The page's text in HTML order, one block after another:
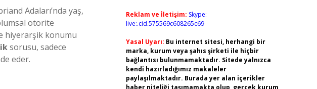
Adaları’nda yaş,
otorite
hiyerarşik konumu
sorusu, sadece
eder.
Reklam ve İletişim: Skype:
live:.cid.575569c608265c69
Yasal Uyarı: Bu internet sitesi, herhangi bir
marka, kurum veya şahıs şirketi ile hiçbir
bağlantısı bulunmamaktadır. Sitede yalnızca
kendi hazırladığımız makaleler
paylaşılmaktadır. Burada yer alan içerikler
haber niteliği taşımamakta olup, gerçek kurum